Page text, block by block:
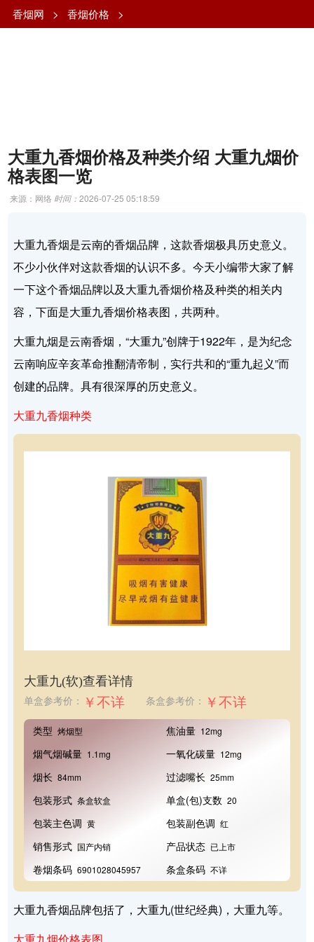
香烟网 > 香烟价格 >
大重九香烟价格及种类介绍 大重九烟价
格表图一览
来源：网络 时间：2026-07-25 05:18:59
大重九香烟是云南的香烟品牌，这款香烟极具历史意义。
不少小伙伴对这款香烟的认识不多。今天小编带大家了解
一下这个香烟品牌以及大重九香烟价格及种类的相关内
容，下面是大重九香烟价格表图，共两种。
大重九烟是云南香烟，“大重九”创牌于1922年，是为纪念
云南响应辛亥革命推翻清帝制，实行共和的“重九起义”而
创建的品牌。具有很深厚的历史意义。
大重九香烟种类
大重九(软)查看详情
单盒参考价： ￥不详 条盒参考价： ￥不详
类型 烤烟型 焦油量 12mg
烟气烟碱量 1.1mg 一氧化碳量 12mg
烟长 84mm 过滤嘴长 25mm
包装形式 条盒软盒 单盒(包)支数 20
包装主色调 黄 包装副色调 红
销售形式 国产内销 产品状态 已上市
卷烟条码 6901028045957 条盒条码 不详
大重九香烟品牌包括了，大重九(世纪经典)，大重九等。